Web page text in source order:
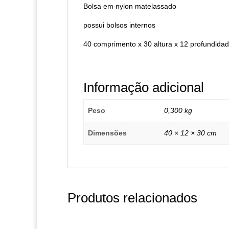
Bolsa em nylon matelassado
possui bolsos internos
40 comprimento x 30 altura x 12
Informação adicional
Peso 0,300 kg
Dimensões 40 × 12 × 30 cm
Produtos relacionados